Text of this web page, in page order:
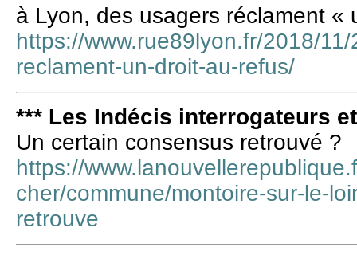
à Lyon, des usagers réclament «
https://www.rue89lyon.fr/2018/
reclament-un-droit-au-refus/
*** Les Indécis interrogateurs
Un certain consensus retrouvé ?
https://
cher/commune/montoire-sur-le-
retrouve